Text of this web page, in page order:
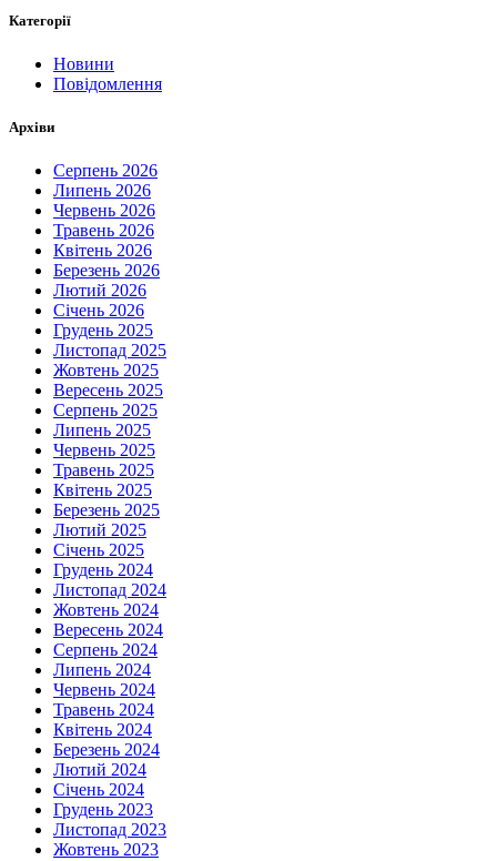
Категорії
Новини
Повідомлення
Архіви
Серпень 2026
Липень 2026
Червень 2026
Травень 2026
Квітень 2026
Березень 2026
Лютий 2026
Січень 2026
Грудень 2025
Листопад 2025
Жовтень 2025
Вересень 2025
Серпень 2025
Липень 2025
Червень 2025
Травень 2025
Квітень 2025
Березень 2025
Лютий 2025
Січень 2025
Грудень 2024
Листопад 2024
Жовтень 2024
Вересень 2024
Серпень 2024
Липень 2024
Червень 2024
Травень 2024
Квітень 2024
Березень 2024
Лютий 2024
Січень 2024
Грудень 2023
Листопад 2023
Жовтень 2023